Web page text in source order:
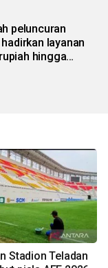
peluncuran
layanan
hingga
Stadion Teladan